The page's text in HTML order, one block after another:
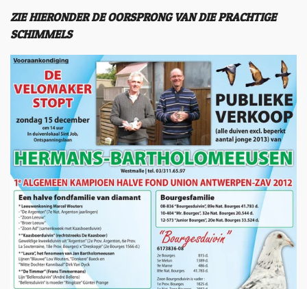
ZIE HIERONDER DE OORSPRONG VAN DIE PRACHTIGE
SCHIMMELS